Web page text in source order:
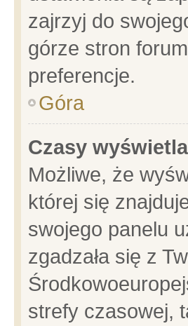
zajrzyj do
górze stron
preferencje.
Góra
Czasy
Możliwe, że
której się
swojego panelu
zgadzała się z
strefy czasowej,